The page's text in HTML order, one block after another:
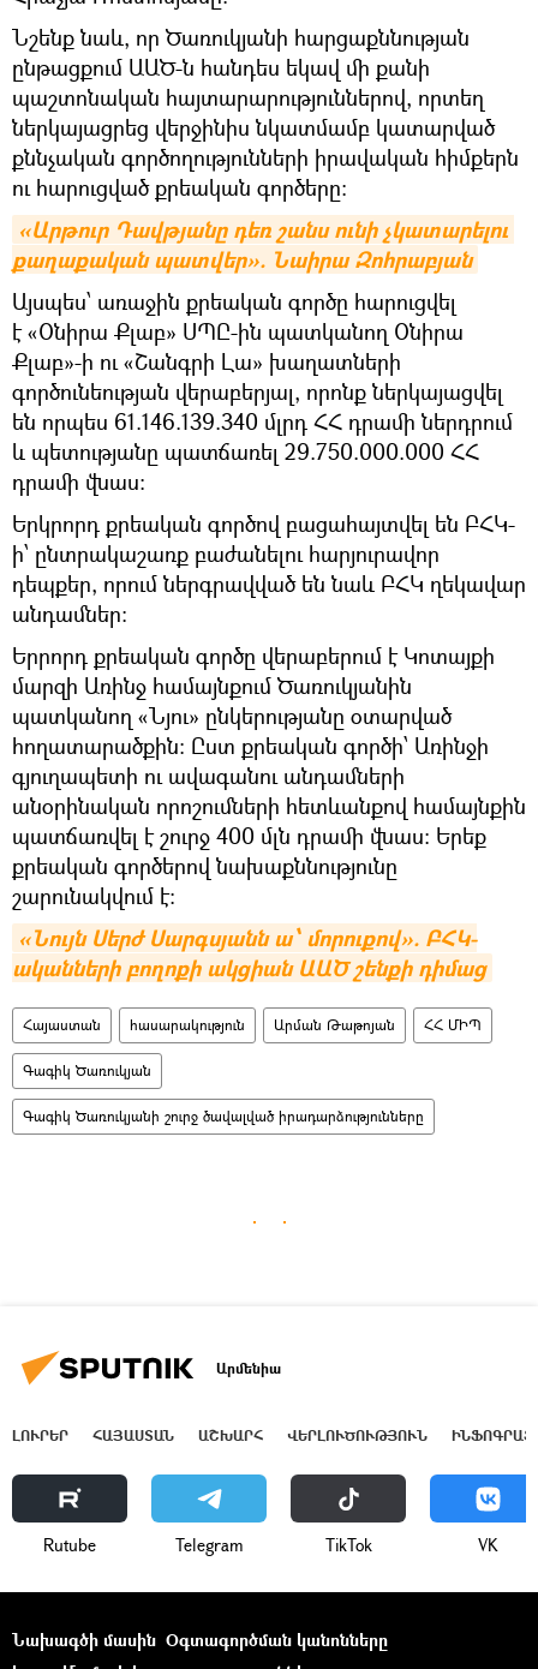
Նշենք նաև, որ Ծառուկյանի հարցաքննության
ընթացքում ԱԱԾ-ն հանդես եկավ մի քանի
պաշտոնական հայտարարություններով, որտեղ
ներկայացրեց վերջինիս նկատմամբ կատարված
քննչական գործողությունների իրավական հիմքերն
ու հարուցված քրեական գործերը:
«Արթուր Դավթյանը դեռ շանս ունի չկատարելու
քաղաքական պատվեր». Նաիրա Զոհրաբյան
Այսպես՝ առաջին քրեական գործը հարուցվել
է «Օնիրա Քլաբ» ՍՊԸ-ին պատկանող Օնիրա
Քլաբ»-ի ու «Շանգրի Լա» խաղատների
գործունեության վերաբերյալ, որոնք ներկայացվել
են որպես 61.146.139.340 մլրդ ՀՀ դրամի ներդրում
և պետությանը պատճառել 29.750.000.000 ՀՀ
դրամի վնաս:
Երկրորդ քրեական գործով բացահայտվել են ԲՀԿ-
ի՝ ընտրակաշառք բաժանելու հարյուրավոր
դեպքեր, որում ներգրավված են նաև ԲՀԿ ղեկավար
անդամներ:
Երրորդ քրեական գործը վերաբերում է Կոտայքի
մարզի Առինջ համայնքում Ծառուկյանին
պատկանող «Նյու» ընկերությանը օտարված
հողատարածքին: Ըստ քրեական գործի՝ Առինջի
գյուղապետի ու ավագանու անդամների
անօրինական որոշումների հետևանքով համայնքին
պատճառվել է շուրջ 400 մլն դրամի վնաս: Երեք
քրեական գործերով նախաքննությունը
շարունակվում է:
«Նույն Սերժ Սարգսյանն ա՝ մորուքով». ԲՀԿ-
ականների բողոքի ակցիան ԱԱԾ շենքի դիմաց
Հայաստան հասարակություն Արման Թաթոյան ՀՀ ՄԻՊ
Գագիկ Ծառուկյան
Գագիկ Ծառուկյանի շուրջ ծավալված իրադարձությունները
Արմենիա
ԼՈՒՐԵՐ ՀԱՅԱՍՏԱՆ ԱՇԽԱՐՀ ՎԵՐԼՈՒԾՈՒԹՅՈՒՆ
Rutube Telegram ТikТоk VK
Նախագծի մասին Օգտագործման կանոնները